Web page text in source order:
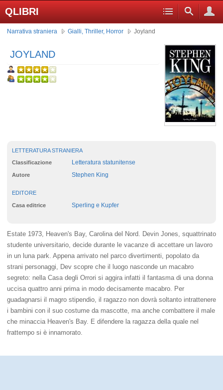
QLIBRI
Narrativa straniera Gialli, Thriller, Horror Joyland
JOYLAND
LETTERATURA STRANIERA
Classificazione Letteratura statunitense
Autore Stephen King
EDITORE
Casa editrice Sperling e Kupfer
Estate 1973, Heaven's Bay, Carolina del Nord. Devin Jones, squattrinato
studente universitario, decide durante le vacanze di accettare un lavoro
in un luna park. Appena arrivato nel parco divertimenti, popolato da
strani personaggi, Dev scopre che il luogo nasconde un macabro
segreto: nella Casa degli Orrori si aggira infatti il fantasma di una donna
uccisa quattro anni prima in modo decisamente macabro. Per
guadagnarsi il magro stipendio, il ragazzo non dovrà soltanto intrattenere
i bambini con il suo costume da mascotte, ma anche combattere il male
che minaccia Heaven's Bay. E difendere la ragazza della quale nel
frattempo si è innamorato.